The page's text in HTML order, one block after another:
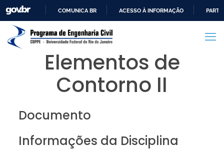
PARA
CONTEÚDO
COMUNICA BR ACESSO À INFORMAÇÃO
Elementos de
Contorno II
Documento
Informações da Disciplina